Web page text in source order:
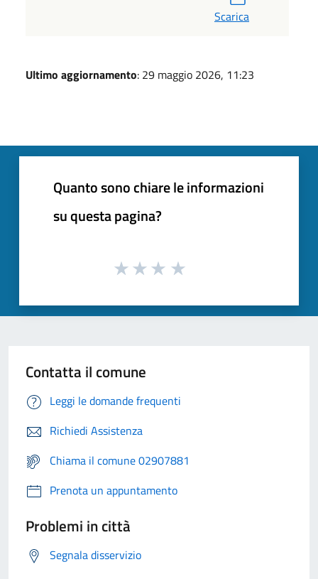
Scarica
Ultimo aggiornamento: 29 maggio 2026, 11:23
Quanto sono chiare le informazioni
su questa pagina?
Contatta il comune
Leggi le domande frequenti
Richiedi Assistenza
Chiama il comune 02907881
Prenota un appuntamento
Problemi in città
Segnala disservizio